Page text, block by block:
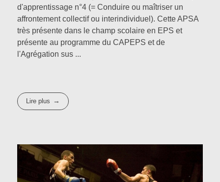
d'apprentissage n°4 (= Conduire ou maîtriser un
affrontement collectif ou interindividuel). Cette APSA
très présente dans le champ scolaire en EPS et
présente au programme du CAPEPS et de
l'Agrégation sus ...
Lire plus